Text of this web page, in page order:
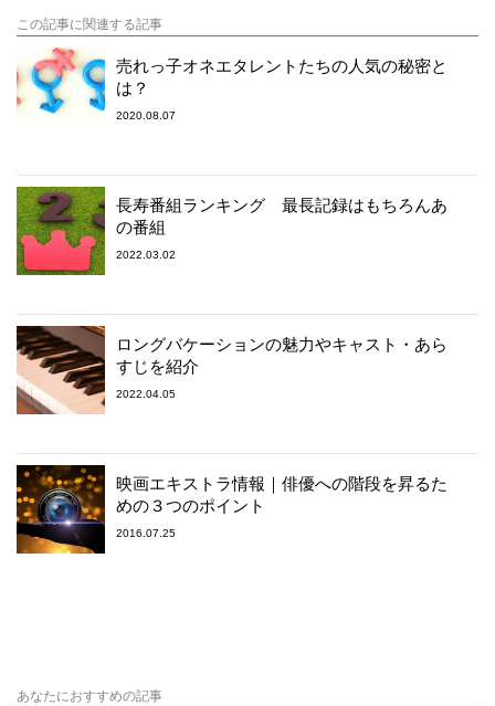
この記事に関連する記事
売れっ子オネエタレントたちの人気の秘密と
は？
2020.08.07
長寿番組ランキング 最長記録はもちろんあ
の番組
2022.03.02
ロングバケーションの魅力やキャスト・あら
すじを紹介
2022.04.05
映画エキストラ情報｜俳優への階段を昇るた
めの３つのポイント
2016.07.25
あなたにおすすめの記事